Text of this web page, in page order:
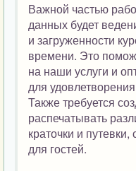
Важной частью
данных будет
и загруженности
времени. Это
на наши услуги и
для
Также требуется
распечатывать
краточки и
для гостей.